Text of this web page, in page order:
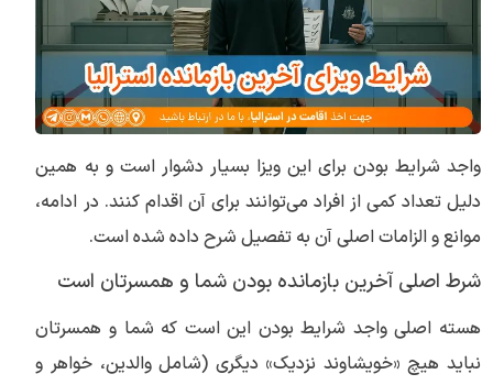
واجد شرایط بودن برای این ویزا بسیار دشوار است و به همین
دلیل تعداد کمی از افراد می‌توانند برای آن اقدام کنند. در ادامه،
موانع و الزامات اصلی آن به تفصیل شرح داده شده است.
شرط اصلی آخرین بازمانده بودن شما و همسرتان است
هسته اصلی واجد شرایط بودن این است که شما و همسرتان
نباید هیچ «خویشاوند نزدیک» دیگری (شامل والدین، خواهر و